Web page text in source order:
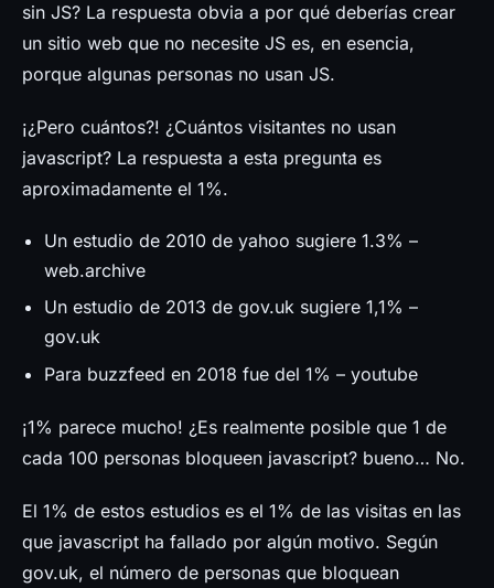
sin JS? La respuesta obvia a por qué deberías crear
un sitio web que no necesite JS es, en esencia,
porque algunas personas no usan JS.
¡¿Pero cuántos?! ¿Cuántos visitantes no usan
javascript? La respuesta a esta pregunta es
aproximadamente el 1%.
Un estudio de 2010 de yahoo sugiere 1.3% –
web.archive
Un estudio de 2013 de gov.uk sugiere 1,1% –
gov.uk
Para buzzfeed en 2018 fue del 1% – youtube
¡1% parece mucho! ¿Es realmente posible que 1 de
cada 100 personas bloqueen javascript? bueno… No.
El 1% de estos estudios es el 1% de las visitas en las
que javascript ha fallado por algún motivo. Según
gov.uk, el número de personas que bloquean